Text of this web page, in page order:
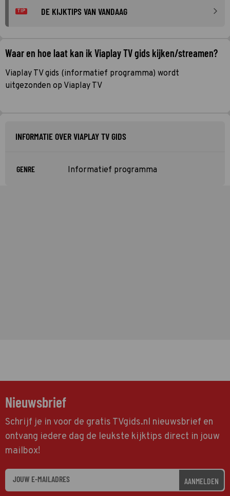
TIP DE KIJKTIPS VAN VANDAAG
Waar en hoe laat kan ik Viaplay TV gids kijken/streamen?
Viaplay TV gids (informatief programma) wordt
uitgezonden op Viaplay TV
INFORMATIE OVER VIAPLAY TV GIDS
GENRE Informatief programma
Nieuwsbrief
Schrijf je in voor de gratis TVgids.nl nieuwsbrief en
ontvang iedere dag de leukste kijktips direct in jouw
mailbox!
AANMELDEN